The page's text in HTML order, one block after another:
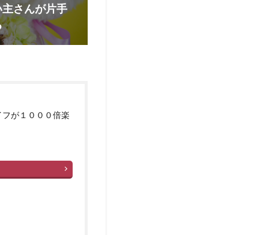
さんが片手
が１０００倍楽